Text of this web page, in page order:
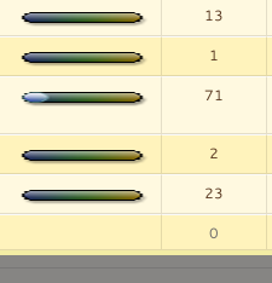
13
1
71
2
23
0